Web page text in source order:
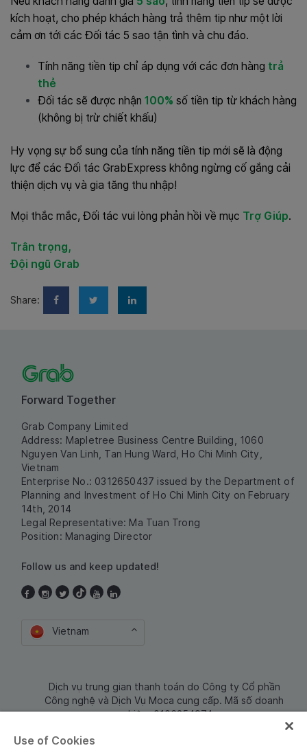
kích hoạt, cho phép khách hàng trả thêm tip như một lời
cảm ơn tới các Đối tác 5 sao tận tình và chu đáo.
Tính năng tiền tip chỉ áp dụng với các đơn hàng trả
thẻ
Đối tác sẽ được nhận 100% số tiền tip từ khách hàng
(không bị trừ chiết khấu)
Hy vọng sự bổ sung của tính năng tiền tip mới sẽ là động
lực để các Đối tác GrabExpress không ngừng cố gắng cải
thiện dịch vụ và gia tăng thu nhập!
Mọi thắc mắc, Đối tác vui lòng phản hồi về mục Trợ Giúp.
Trân trọng,
Đội ngũ Grab
Share:
Forward Together
Grab Company Limited
Address: Mapletree Business Centre Building, 1060
Nguyen Van Linh, Tan Hung Ward, Ho Chi Minh City,
Vietnam
Enterprise No.: 0312650437 issued by the Department of
Planning and Investment of Ho Chi Minh City on February
14th, 2014
Legal Representative: Ma Tuan Trong
Position: Managing Director
Follow us and keep updated!
Vietnam
Dịch vụ trung gian thanh toán do Công ty Cổ phần
Công nghệ và Dịch Vụ Moca cung cấp. Mã số doanh
nghiệp: 0106254974
Use of Cookies